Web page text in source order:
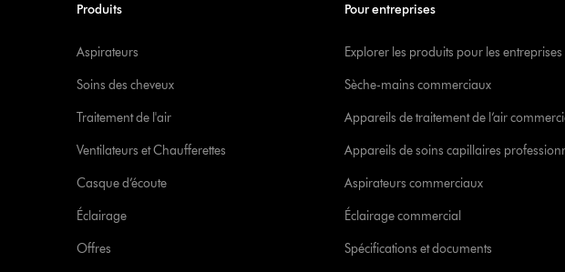
Produits
Aspirateurs
Soins des cheveux
Traitement de l'air
Ventilateurs et Chaufferettes
Casque d’écoute
Éclairage
Offres
Pour entreprises
Explorer les produits pour les entreprises
Sèche-mains commerciaux
Appareils de traitement de l’air
Appareils de soins capillaires
Aspirateurs commerciaux
Éclairage commercial
Spécifications et documents